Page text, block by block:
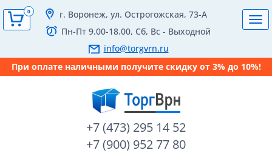
г. Воронеж, ул. Острогожская, 73-А
Пн-Пт 9.00-18.00, Сб, Вс - Выходной
info@torgvrn.ru
При оплате наличными получите скидку от 3% до 10%!
+7 (473) 295 14 52
+7 (900) 952 77 80
0